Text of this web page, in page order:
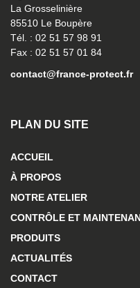
La Grosselinière
85510 Le Boupère
Tél. : 02 51 57 98 91
Fax : 02 51 57 01 84
contact@france-protect.fr
PLAN DU SITE
ACCUEIL
À PROPOS
NOTRE ATELIER
CONTRÔLE ET
PRODUITS
ACTUALITÉS
CONTACT